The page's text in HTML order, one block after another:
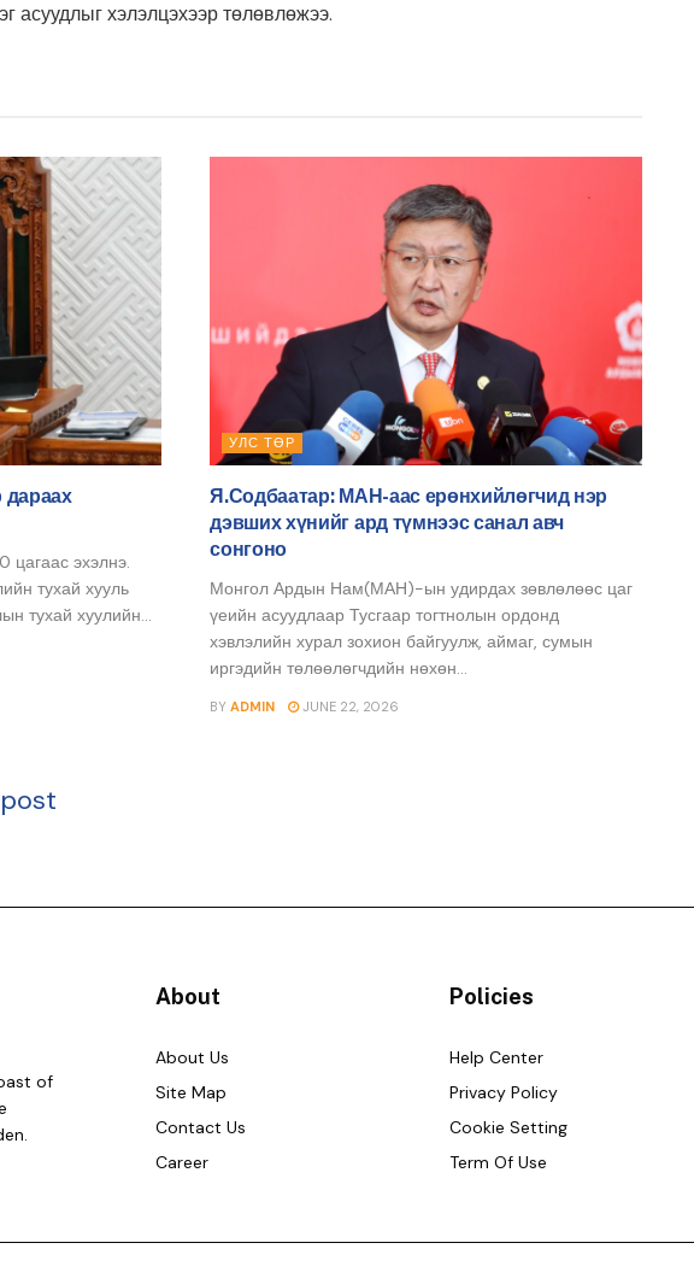
асуудлыг хэлэлцэхээр төлөвлөжээ.
эхэлнэ.
тухай хууль
тухай хуулийн...
УЛС ТӨР
Я.Содбаатар: МАН-аас ерөнхийлөгчид нэр
дэвших хүнийг ард түмнээс санал авч
сонгоно
Монгол Ардын Нам(МАН)-ын удирдах зөвлөлөөс цаг
үеийн асуудлаар Тусгаар тогтнолын ордонд
хэвлэлийн хурал зохион байгуулж, аймаг, сумын
иргэдийн төлөөлөгчдийн нөхөн...
BY ADMIN JUNE 22, 2026
of
About
About Us
Site Map
Contact Us
Career
Policies
Help Center
Privacy Policy
Cookie Setting
Term Of Use